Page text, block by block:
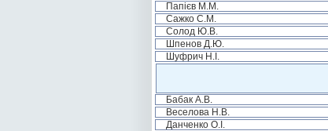
Папієв М.М.
Сажко С.М.
Солод Ю.В.
Шпенов Д.Ю.
Шуфрич Н.І.
Бабак А.В.
Веселова Н.В.
Данченко О.І.